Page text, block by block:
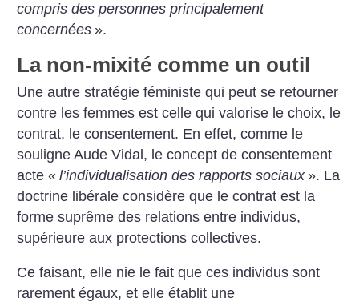
compris des personnes principalement
concernées ».
La non-mixité comme un outil
Une autre stratégie féministe qui peut se retourner
contre les femmes est celle qui valorise le choix, le
contrat, le consentement. En effet, comme le
souligne Aude Vidal, le concept de consentement
acte « l’individualisation des rapports sociaux ». La
doctrine libérale considère que le contrat est la
forme suprême des relations entre individus,
supérieure aux protections collectives.
Ce faisant, elle nie le fait que ces individus sont
rarement égaux, et elle établit une